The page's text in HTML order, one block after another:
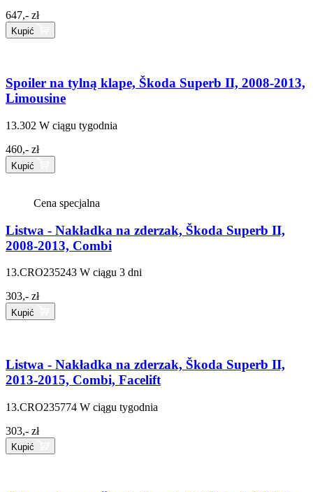
647,- zł
Kupić
Spoiler na tylną klape, Škoda Superb II, 2008-2013,
Limousine
13.302 W ciągu tygodnia
460,- zł
Kupić
Cena specjalna
Listwa - Nakładka na zderzak, Škoda Superb II,
2008-2013, Combi
13.CRO235243 W ciągu 3 dni
303,- zł
Kupić
Listwa - Nakładka na zderzak, Škoda Superb II,
2013-2015, Combi, Facelift
13.CRO235774 W ciągu tygodnia
303,- zł
Kupić